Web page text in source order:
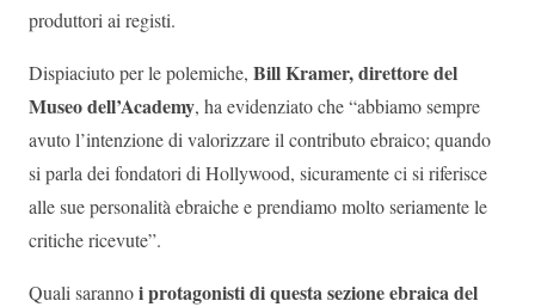
produttori ai registi.
Dispiaciuto per le polemiche, Bill Kramer, direttore del
Museo dell’Academy, ha evidenziato che “abbiamo sempre
avuto l’intenzione di valorizzare il contributo ebraico; quando
si parla dei fondatori di Hollywood, sicuramente ci si riferisce
alle sue personalità ebraiche e prendiamo molto seriamente le
critiche ricevute”.
Quali sarannoi protagonisti di questa sezione ebraica del